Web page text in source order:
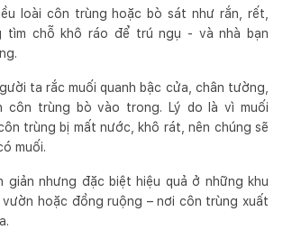
loài côn trùng hoặc bò sát như rắn, rết,
tìm chỗ khô ráo để trú ngụ - và nhà bạn
ta rắc muối quanh bậc cửa, chân tường,
côn trùng bò vào trong. Lý do là vì muối
trùng bị mất nước, khô rát, nên chúng sẽ
muối.
giản nhưng đặc biệt hiệu quả ở những khu
hoặc đồng ruộng – nơi côn trùng xuất